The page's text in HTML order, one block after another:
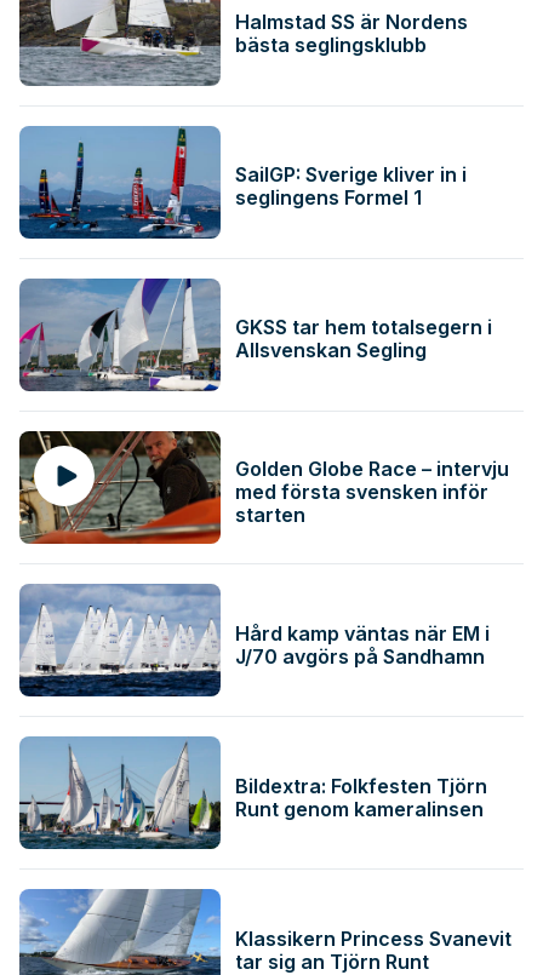
Halmstad SS är Nordens
bästa seglingsklubb
SailGP: Sverige kliver in i
seglingens Formel 1
GKSS tar hem totalsegern i
Allsvenskan Segling
Golden Globe Race – intervju
med första svensken inför
starten
Hård kamp väntas när EM i
J/70 avgörs på Sandhamn
Bildextra: Folkfesten Tjörn
Runt genom kameralinsen
Klassikern Princess Svanevit
tar sig an Tjörn Runt